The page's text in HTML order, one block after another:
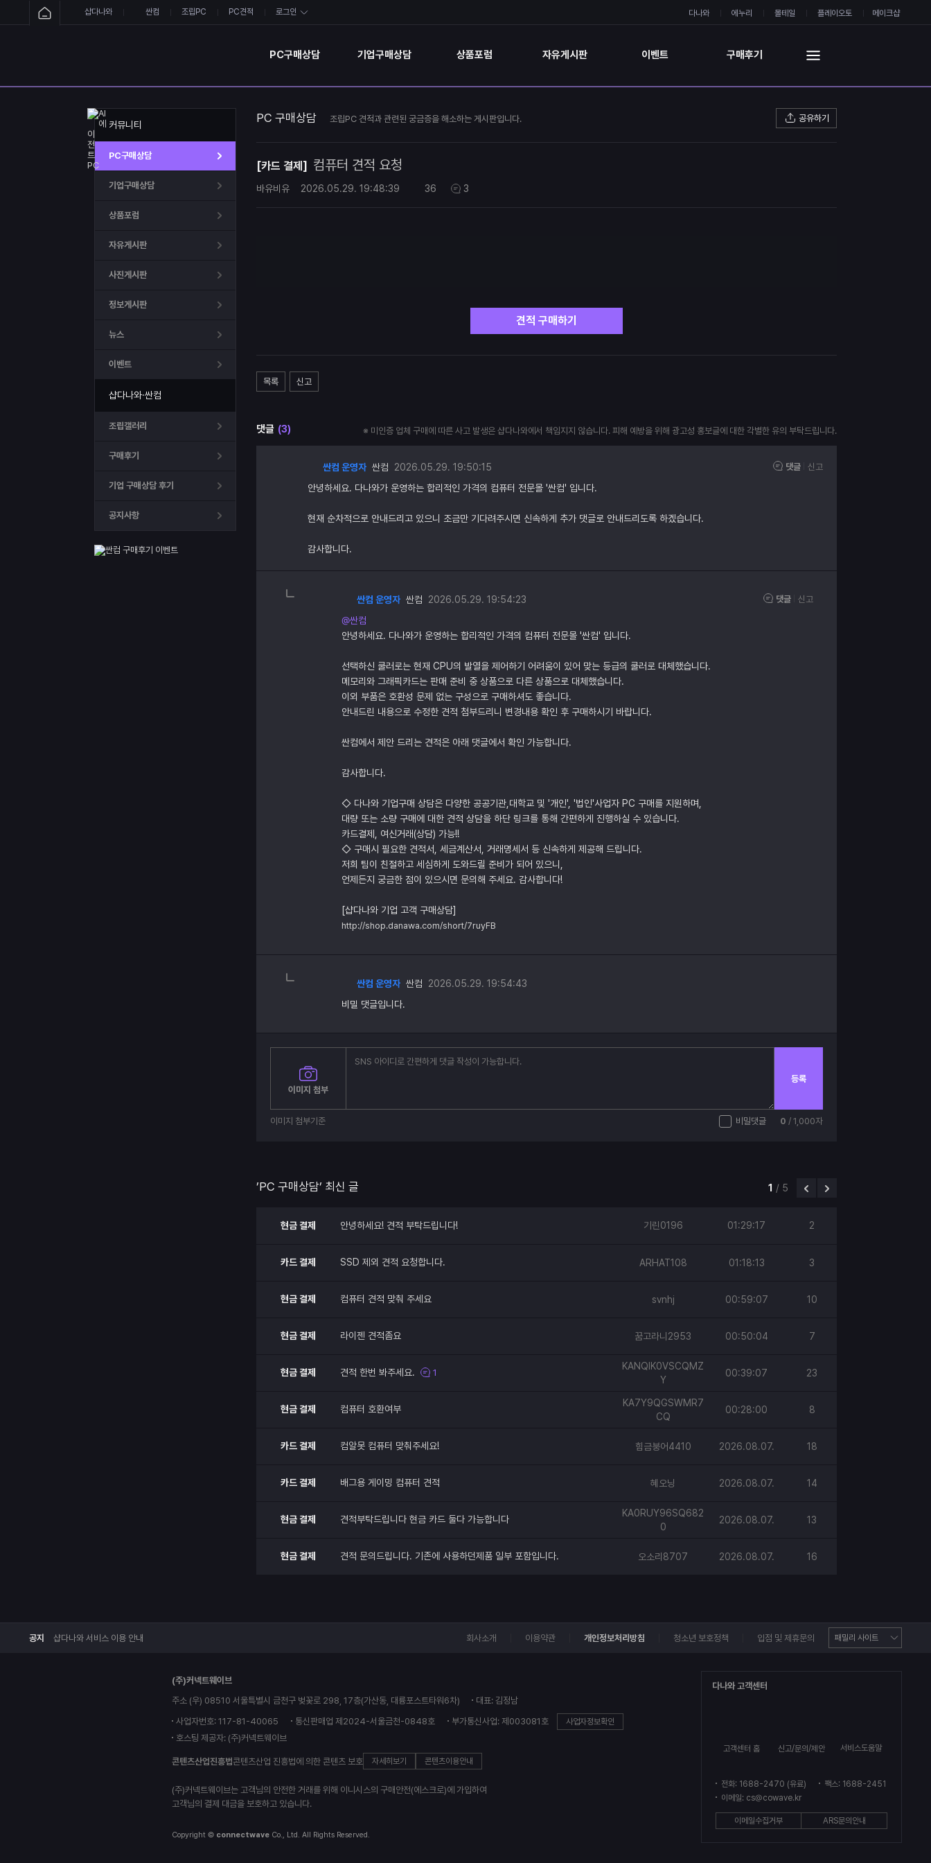
샵다나와 싼컴 조립PC PC견적 로그인 다나와 에누리 몰테일 플레이오토 메이크샵
PC구매상담 기업구매상담 상품포럼 자유게시판 이벤트 구매후기
커뮤니티
PC구매상담
기업구매상담
상품포럼
자유게시판
사진게시판
정보게시판
뉴스
이벤트
샵다나와·싼컴
조립갤러리
구매후기
기업 구매상담 후기
공지사항
PC 구매상담 조립PC 견적과 관련된 궁금증을 해소하는 게시판입니다. 공유하기
[카드 결제] 컴퓨터 견적 요청
바유비유 2026.05.29. 19:48:39 36 3
견적 구매하기
목록 신고
댓글 (3) ※ 미인증 업체 구매에 따른 사고 발생은 샵다나와에서 책임지지 않습니다. 피해 예방을 위해 광고성 홍보글에 대한 각별한 유의 부탁드립니다.
싼컴 운영자 싼컴 2026.05.29. 19:50:15 댓글 신고
안녕하세요. 다나와가 운영하는 합리적인 가격의 컴퓨터 전문몰 '싼컴' 입니다.
현재 순차적으로 안내드리고 있으니 조금만 기다려주시면 신속하게 추가 댓글로 안내드리도록 하겠습니다.
감사합니다.
싼컴 운영자 싼컴 2026.05.29. 19:54:23 댓글 신고
@싼컴
안녕하세요. 다나와가 운영하는 합리적인 가격의 컴퓨터 전문몰 '싼컴' 입니다.
선택하신 쿨러로는 현재 CPU의 발열을 제어하기 어려움이 있어 맞는 등급의 쿨러로 대체했습니다.
메모리와 그래픽카드는 판매 준비 중 상품으로 다른 상품으로 대체했습니다.
이외 부품은 호환성 문제 없는 구성으로 구매하셔도 좋습니다.
안내드린 내용으로 수정한 견적 첨부드리니 변경내용 확인 후 구매하시기 바랍니다.
싼컴에서 제안 드리는 견적은 아래 댓글에서 확인 가능합니다.
감사합니다.
◇ 다나와 기업구매 상담은 다양한 공공기관,대학교 및 '개인', '법인'사업자 PC 구매를 지원하며,
대량 또는 소량 구매에 대한 견적 상담을 하단 링크를 통해 간편하게 진행하실 수 있습니다.
카드결제, 여신거래(상담) 가능!!
◇ 구매시 필요한 견적서, 세금계산서, 거래명세서 등 신속하게 제공해 드립니다.
저희 팀이 친절하고 세심하게 도와드릴 준비가 되어 있으니,
언제든지 궁금한 점이 있으시면 문의해 주세요. 감사합니다!
[샵다나와 기업 고객 구매상담]
http://shop.danawa.com/short/7ruyFB
싼컴 운영자 싼컴
2026.05.29. 19:54:43
비밀 댓글입니다.
이미지 첨부
등록
이미지 첨부기준 비밀댓글 0 / 1,000자
’PC 구매상담’ 최신 글 1 / 5
현금 결제 안녕하세요! 견적 부탁드립니다! 기린0196 01:29:17 2
카드 결제 SSD 제외 견적 요청합니다. ARHAT108 01:18:13 3
현금 결제 컴퓨터 견적 맞춰 주세요 svnhj 00:59:07 10
현금 결제 라이젠 견적좀요 꿈고라니2953 00:50:04 7
현금 결제 견적 한번 봐주세요. 1
KANQIK0VSCQMZ
Y
00:39:07 23
현금 결제 컴퓨터 호환여부
KA7Y9QGSWMR7
CQ
00:28:00 8
카드 결제 컴알못 컴퓨터 맞춰주세요! 힘금붕어4410 2026.08.07. 18
카드 결제 배그용 게이밍 컴퓨터 견적 혜오닝 2026.08.07. 14
현금 결제 견적부탁드립니다 현금 카드 둘다 가능합니다
KA0RUY96SQ682
0
2026.08.07. 13
현금 결제 견적 문의드립니다. 기존에 사용하던제품 일부 포함입니다. 오소리8707 2026.08.07. 16
공지 샵다나와 서비스 이용 안내 회사소개 이용약관 개인정보처리방침 청소년 보호정책 입점 및 제휴문의
(주)커넥트웨이브
주소 (우) 08510 서울특별시 금천구 벚꽃로 298, 17층(가산동, 대륭포스트타워6차)
대표: 김정남
사업자번호: 117-81-40065
통신판매업 제2024-서울금천-0848호 부가통신사업: 제003081호 사업자정보확인
호스팅 제공자: (주)커넥트웨이브
콘텐츠산업진흥법콘텐츠산업 진흥법에 의한 콘텐츠 보호 자세히보기 콘텐츠이용안내
(주)커넥트웨이브는 고객님의 안전한 거래를 위해 이니시스의 구매안전(에스크로)에 가입하여
고객님의 결제 대금을 보호하고 있습니다.
Copyright © connectwave Co., Ltd. All Rights Reserved.
다나와 고객센터
고객센터 홈 신고/문의/제안 서비스도움말
전화: 1688-2470 (유료)
팩스: 1688-2451
이메일: cs@cowave.kr
이메일수집거부 ARS문의안내